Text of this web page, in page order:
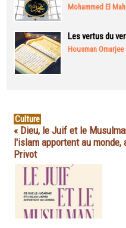
Mohammed El
Les vertus du
Housman Omarjee
Culture
« Dieu, le Juif et le
l'islam apportent au
Privot